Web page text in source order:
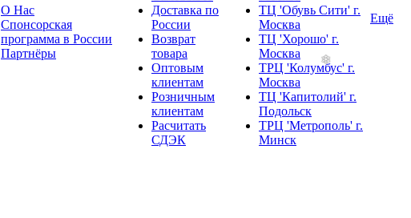
О Нас
Спонсорская
программа в России
Партнёры
Доставка по
России
Возврат
товара
Оптовым
клиентам
Розничным
клиентам
Расчитать
СДЭК
ТЦ 'Обувь Сити' г.
Москва
ТЦ 'Хорошо' г.
Москва
ТРЦ 'Колумбус' г.
Москва
ТЦ 'Капитолий' г.
Подольск
ТРЦ 'Метрополь' г.
Минск
Ещё